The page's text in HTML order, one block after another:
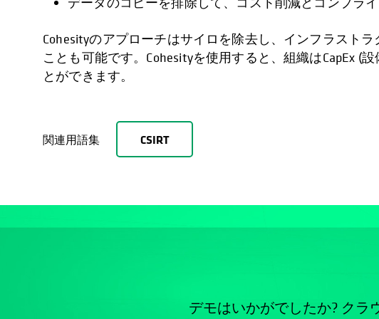
Cohesityのアプローチはサイロを除去し、インフラスト
ことも可能です。Cohesityを使用すると、組織はCapEx (
とができます。
関連用語集 CSIRT
デモはいかがでしたか? クラ